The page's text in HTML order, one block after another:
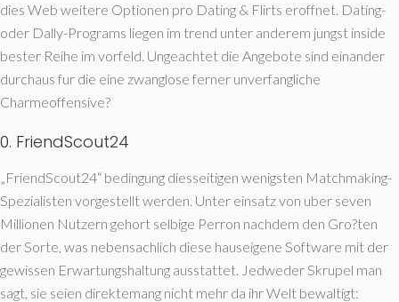
dies Web weitere Optionen pro Dating & Flirts eroffnet. Dating-
oder Dally-Programs liegen im trend unter anderem jungst inside
bester Reihe im vorfeld. Ungeachtet die Angebote sind einander
durchaus fur die eine zwanglose ferner unverfangliche
Charmeoffensive?
0. FriendScout24
„FriendScout24“ bedingung diesseitigen wenigsten Matchmaking-
Spezialisten vorgestellt werden. Unter einsatz von uber seven
Millionen Nutzern gehort selbige Perron nachdem den Gro?ten
der Sorte, was nebensachlich diese hauseigene Software mit der
gewissen Erwartungshaltung ausstattet. Jedweder Skrupel man
sagt, sie seien direktemang nicht mehr da ihr Welt bewaltigt: